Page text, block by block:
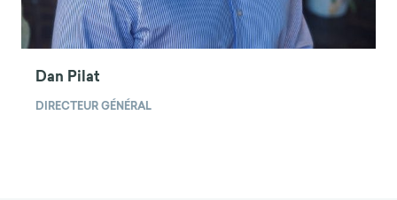
Dan Pilat
DIRECTEUR GÉNÉRAL